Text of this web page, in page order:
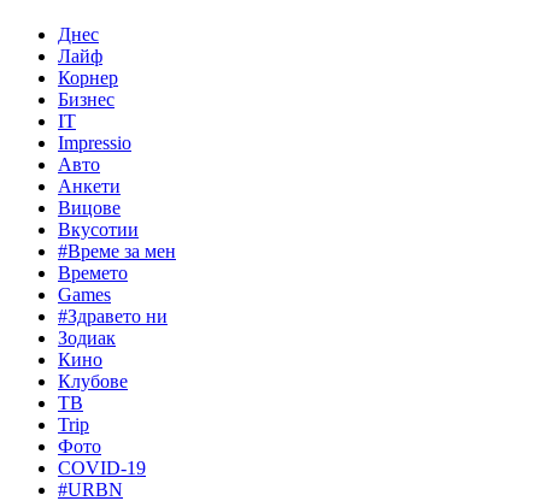
Днес
Лайф
Корнер
Бизнес
IT
Impressio
Авто
Анкети
Вицове
Вкусотии
#Време за мен
Времето
Games
#Здравето ни
Зодиак
Кино
Клубове
ТВ
Trip
Фото
COVID-19
#URBN